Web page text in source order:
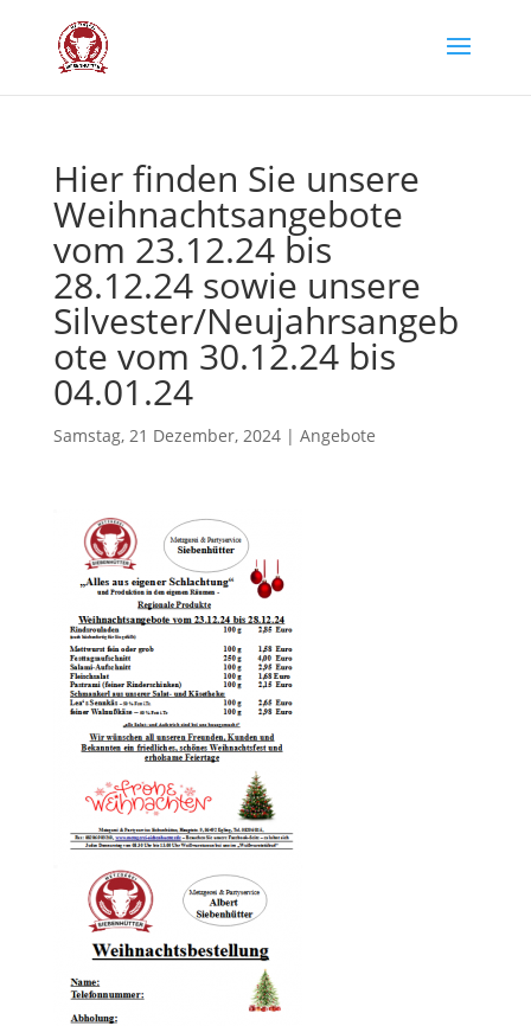
Hier fin­den Sie unse­re
Weih­nachts­an­ge­bo­te
vom 23.12.24 bis
28.12.24 sowie unse­re
Silvester/Neujahrsangeb
ote vom 30.12.24 bis
04.01.24
Samstag, 21 Dezember, 2024| Angebote